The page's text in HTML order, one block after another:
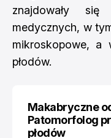
znajdowały
medycznych, w
mikroskopowe, a
płodów.
Makabryczne
Patomorfolog
płodów